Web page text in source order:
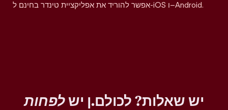
אפשר להוריד את אפליקציית טינדר בחינם ל-iOS ו–Android.
יש שאלות? לכולם.ן ישלפחות